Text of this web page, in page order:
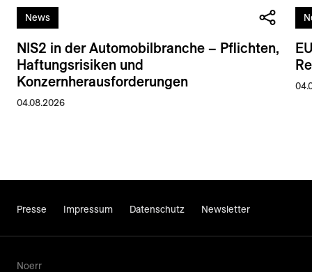
News
NIS2 in der Automobilbranche – Pflichten,
Haftungsrisiken und
Konzernherausforderungen
04.08.2026
Presse Impressum Datenschutz Newsletter
Noerr